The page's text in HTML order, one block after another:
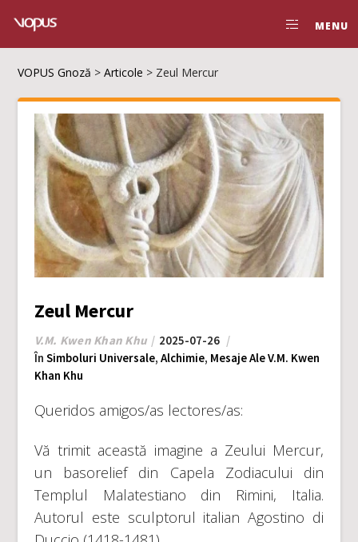
MENU
VOPUS Gnoză >Articole > Zeul Mercur
Zeul Mercur
V.M. Kwen Khan Khu
2025-07-26
În Simboluri Universale, Alchimie, Mesaje Ale V.M. Kwen
Khan Khu
Queridos amigos/as lectores/as:
Vă trimit această imagine a Zeului Mercur,
un basorelief din Capela Zodiacului din
Templul Malatestiano din Rimini, Italia.
Autorul este sculptorul italian Agostino di